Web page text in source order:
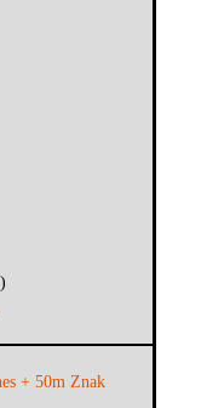
+ 50m Znak